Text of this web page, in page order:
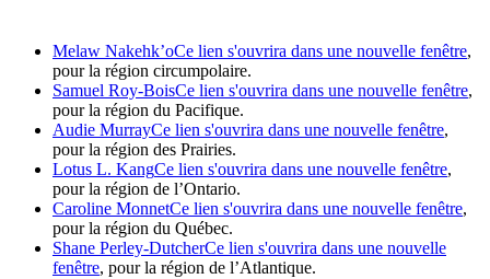
Melaw Nakehk’oCe lien s'ouvrira dans une nouvelle fenêtre,
pour la région circumpolaire.
Samuel Roy-BoisCe lien s'ouvrira dans une nouvelle fenêtre,
pour la région du Pacifique.
Audie MurrayCe lien s'ouvrira dans une nouvelle fenêtre,
pour la région des Prairies.
Lotus L. KangCe lien s'ouvrira dans une nouvelle fenêtre,
pour la région de l’Ontario.
Caroline MonnetCe lien s'ouvrira dans une nouvelle fenêtre,
pour la région du Québec.
Shane Perley-DutcherCe lien s'ouvrira dans une nouvelle
fenêtre, pour la région de l’Atlantique.